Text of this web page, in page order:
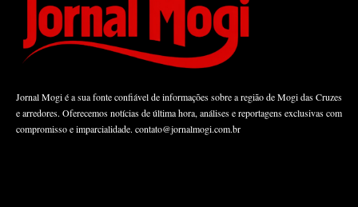
Jornal Mogi é a sua fonte confiável de informações sobre a região de Mogi das Cruzes
e arredores. Oferecemos notícias de última hora, análises e reportagens exclusivas com
compromisso e imparcialidade. contato@jornalmogi.com.br